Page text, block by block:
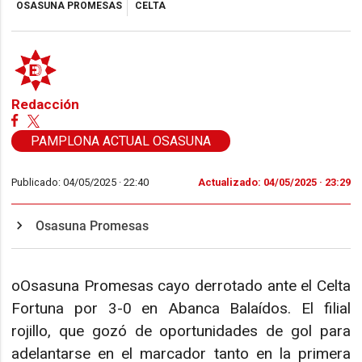
OSASUNA PROMESAS CELTA
Redacción
PAMPLONA ACTUAL OSASUNA
Publicado: 04/05/2025 ·22:40 Actualizado: 04/05/2025 · 23:29
Osasuna Promesas
oOsasuna Promesas cayo derrotado ante el Celta
Fortuna por 3-0 en Abanca Balaídos. El filial
rojillo, que gozó de oportunidades de gol para
adelantarse en el marcador tanto en la primera